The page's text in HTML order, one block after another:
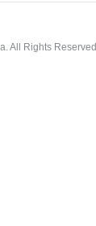
All Rights Reserved.